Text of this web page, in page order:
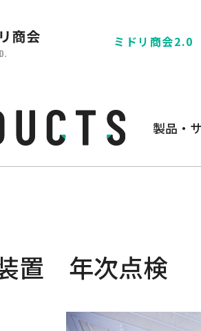
ミドリ商会2.0
製品・
置 年次点検